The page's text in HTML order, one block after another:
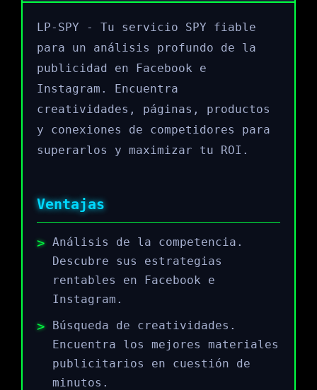
LP-SPY - Tu servicio SPY fiable
para un análisis profundo de la
publicidad en Facebook e
Instagram. Encuentra
creatividades, páginas, productos
y conexiones de competidores para
superarlos y maximizar tu ROI.
Ventajas
Análisis de la competencia.
Descubre sus estrategias
rentables en Facebook e
Instagram.
Búsqueda de creatividades.
Encuentra los mejores materiales
publicitarios en cuestión de
minutos.